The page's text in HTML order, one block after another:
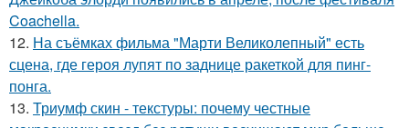
Coachella.
12. На съёмках фильма "Марти Великолепный" есть
сцена, где героя лупят по заднице ракеткой для пинг-
понга.
13. Триумф скин - текстуры: почему честные